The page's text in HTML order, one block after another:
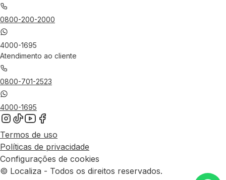
0800-200-2000
4000-1695
Atendimento ao cliente
0800-701-2523
4000-1695
Termos de uso
Políticas de privacidade
Configurações de cookies
© Localiza - Todos os direitos reservados.